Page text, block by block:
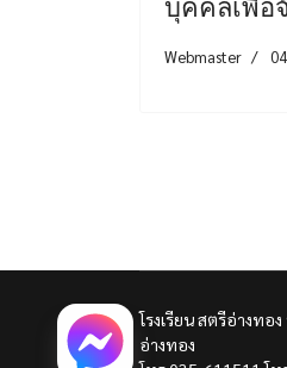
Webmaster
โรงเรียน สตรีอ่างท
อ่างทอง